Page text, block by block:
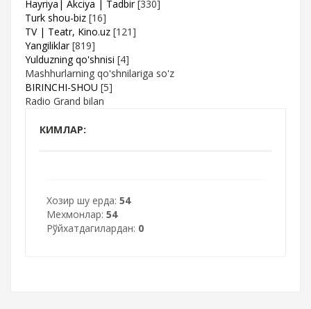
Hayriya| Akciya | Tadbir [330]
Turk shou-biz [16]
TV | Teatr, Kino.uz [121]
Yangiliklar [819]
Yulduzning qo'shnisi [4]
Mashhurlarning qo'shnilariga so'z
BIRINCHI-SHOU [5]
Radio Grand bilan
КИМЛАР:
Хозир шу ерда: 54
Мехмонлар: 54
Рўйхатдагилардан: 0